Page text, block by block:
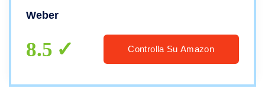
Weber
8.5 Controlla Su Amazon